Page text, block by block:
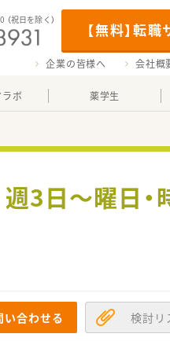
【無料】転
（祝日を除く）
企業の皆様へ 会社概
ボ 薬学生
3日～曜日・
い合わせる 検討リ